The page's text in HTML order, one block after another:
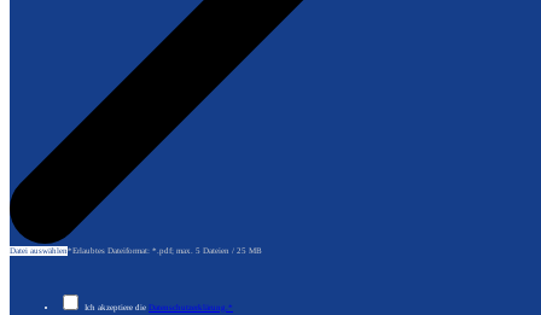
Datei auswählen
Ich akzeptiere die Datenschutzerklärung.*